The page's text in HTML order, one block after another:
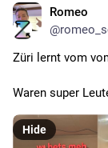
Romeo
@
Züri lernt vom
Waren super
Hide